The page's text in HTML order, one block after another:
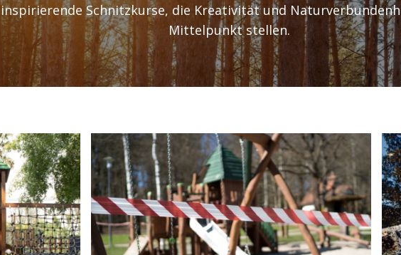
inspirierende Schnitzkurse, die Kreativität und
Mittelpunkt stellen.